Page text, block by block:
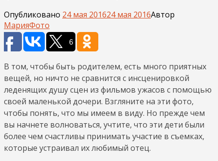
Опубликовано 24 мая 201624 мая 2016Автор
МарияФото
6
В том, чтобы быть родителем, есть много приятных
вещей, но ничто не сравнится с инсценировкой
леденящих душу сцен из фильмов ужасов с помощью
своей маленькой дочери. Взгляните на эти фото,
чтобы понять, что мы имеем в виду. Но прежде чем
вы начнете волноваться, учтите, что эти дети были
более чем счастливы принимать участие в съемках,
которые устраивал их любимый отец.